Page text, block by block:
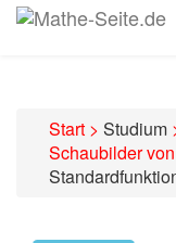
Start > Studium
Schaubilder